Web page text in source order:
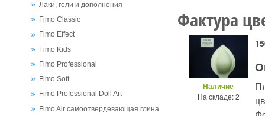
Лаки, гели и дополнения
Fimo Classic
Fimo Effect
Fimo Kids
Fimo Professional
Fimo Soft
Fimo Professional Doll Art
Fimo Air самоотвердевающая глина
Фактура
Наличие
На складе: 2